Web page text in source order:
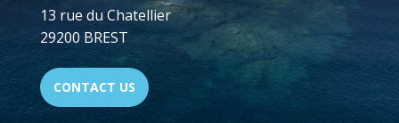
13 rue du Chatellier
29200 BREST
CONTACT US